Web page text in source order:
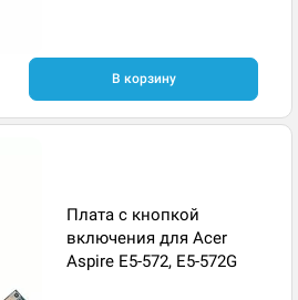
В корзину
Плата с кнопкой
включения для Acer
Aspire E5-572, E5-572G